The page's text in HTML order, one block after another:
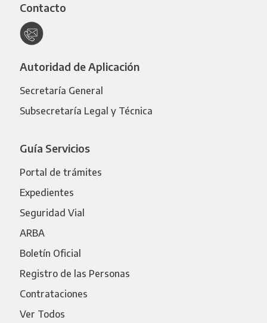
Contacto
Autoridad de Aplicación
Secretaría General
Subsecretaría Legal y Técnica
Guía Servicios
Portal de trámites
Expedientes
Seguridad Vial
ARBA
Boletín Oficial
Registro de las Personas
Contrataciones
Ver Todos